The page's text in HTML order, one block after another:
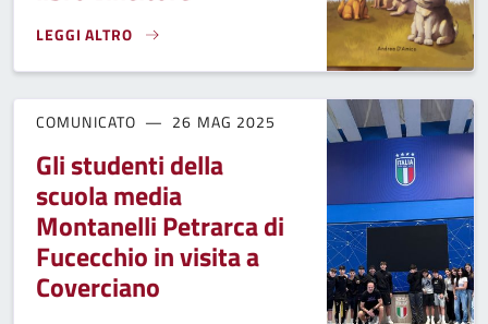
LEGGI ALTRO
PROGETTO GUTENBERG, GLI STUDENTI-EDITORI DI
COMUNICATO 26 MAG 2025
Gli studenti della
scuola media
Montanelli Petrarca di
Fucecchio in visita a
Coverciano